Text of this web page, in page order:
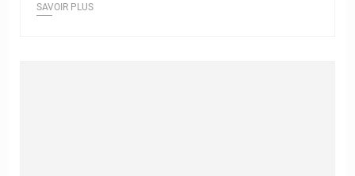
SAVOIR PLUS